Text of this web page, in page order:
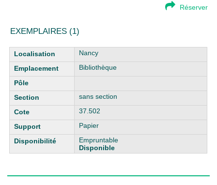
Réserver
EXEMPLAIRES (1)
Liste des exemplaires
Nancy
Bibliothèque
sans section
37.502
Papier
Empruntable
Disponible